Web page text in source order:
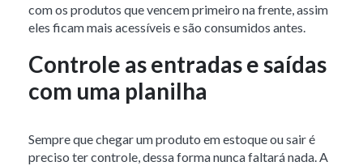
com os produtos que vencem primeiro na frente, assim
eles ficam mais acessíveis e são consumidos antes.
Controle as entradas e saídas
com uma planilha
Sempre que chegar um produto em estoque ou sair é
preciso ter controle, dessa forma nunca faltará nada.A